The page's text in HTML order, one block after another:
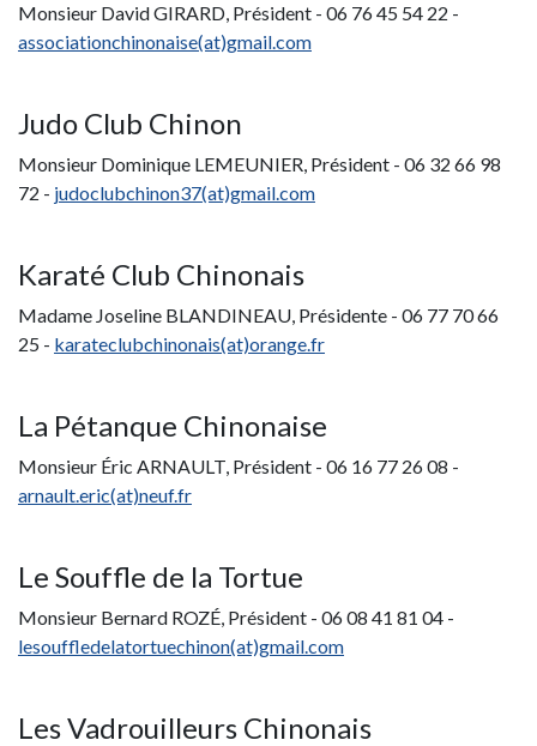
Monsieur David GIRARD, Président - 06 76 45 54 22 -
associationchinonaise(at)gmail.com
Judo Club Chinon
Monsieur Dominique LEMEUNIER, Président - 06 32 66 98
72 - judoclubchinon37(at)gmail.com
Karaté Club Chinonais
Madame Joseline BLANDINEAU, Présidente - 06 77 70 66
25 - karateclubchinonais(at)orange.fr
La Pétanque Chinonaise
Monsieur Éric ARNAULT, Président - 06 16 77 26 08 -
arnault.eric(at)neuf.fr
Le Souffle de la Tortue
Monsieur Bernard ROZÉ, Président - 06 08 41 81 04 -
lesouffledelatortuechinon(at)gmail.com
Les Vadrouilleurs Chinonais